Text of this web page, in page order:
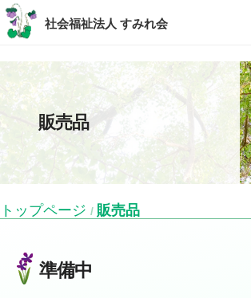
社会福祉法人 すみれ会
販売品
トップページ 販売品
準備中